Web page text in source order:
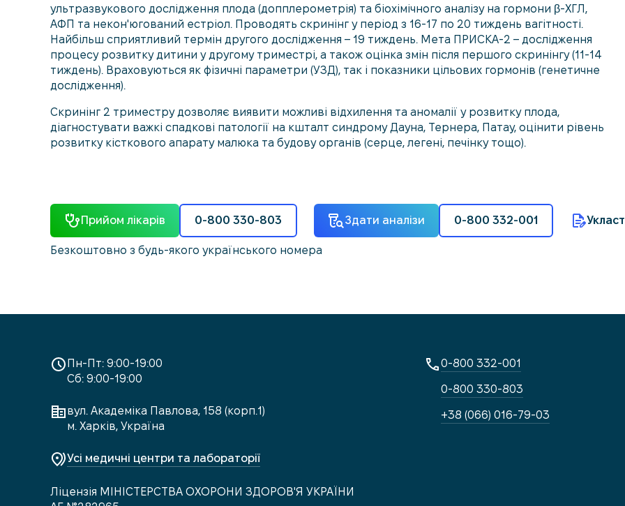
ультразвукового дослідження плода (допплерометрія) та біохімічного аналізу на гормони β-ХГЛ,
АФП та некон'югований естріол. Проводять скринінг у період з 16-17 по 20 тиждень вагітності.
Найбільш сприятливий термін другого дослідження – 19 тиждень. Мета ПРИСКА-2 – дослідження
процесу розвитку дитини у другому триместрі, а також оцінка змін після першого скринінгу (11-14
тиждень). Враховуються як фізичні параметри (УЗД), так і показники цільових гормонів (генетичне
дослідження).
Скринінг 2 триместру дозволяє виявити можливі відхилення та аномалії у розвитку плода,
діагностувати важкі спадкові патології на кшталт синдрому Дауна, Тернера, Патау, оцінити рівень
розвитку кісткового апарату малюка та будову органів (серце, легені, печінку тощо).
Прийом лікарів 0-800 330-803 Здати аналізи 0-800 332-001
Безкоштовно з будь-якого українського номера
Пн-Пт: 9:00-19:00
Сб: 9:00-19:00
вул. Академіка Павлова, 158 (корп.1)
м. Харків, Україна
Усі медичні центри та лабораторії
Ліцензія МІНІСТЕРСТВА ОХОРОНИ ЗДОРОВ'Я УКРАЇНИ
0-800 332-001
0-800 330-803
+38 (066) 016-79-03